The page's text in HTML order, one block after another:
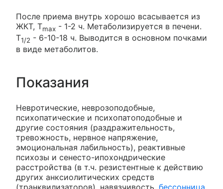
После приема внутрь хорошо всасывается из
ЖКТ, Tmax - 1-2 ч. Метаболизируется в печени.
T1/2 - 6-10-18 ч. Выводится в основном почками
в виде метаболитов.
Показания
Невротические, неврозоподобные,
психопатические и психопатоподобные и
другие состояния (раздражительность,
тревожность, нервное напряжение,
эмоциональная лабильность), реактивные
психозы и сенесто-ипохондрические
расстройства (в т.ч. резистентные к действию
других анксиолитических средств